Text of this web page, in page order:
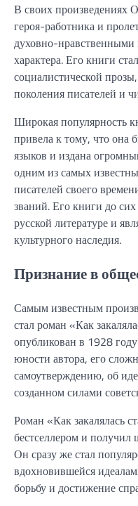
В своих произведениях
героя-работника и
духовно-нравственными
характера. Его книги
социалистической
поколения писателей и
Широкая популярность
привела к тому, что она
языков и издана
одним из самых
писателей своего
званий. Его книги до
русской литературе и
культурного наследия.
Признание в
Самым известным
стал роман «Как
опубликован в 1928
юности автора, его
самоутверждению, об
созданном силами
Роман «Как закалялась
бестселлером и получил
Он сразу же стал
вдохновившейся
борьбу и достижение